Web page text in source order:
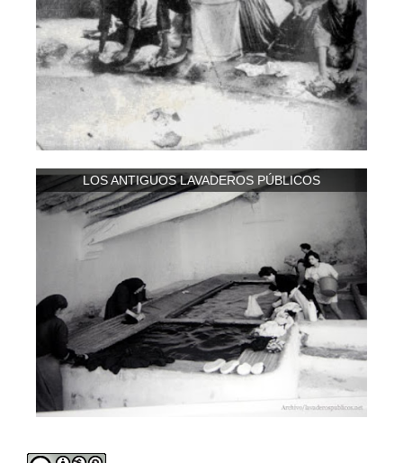
LOS ANTIGUOS LAVADEROS PÚBLICOS